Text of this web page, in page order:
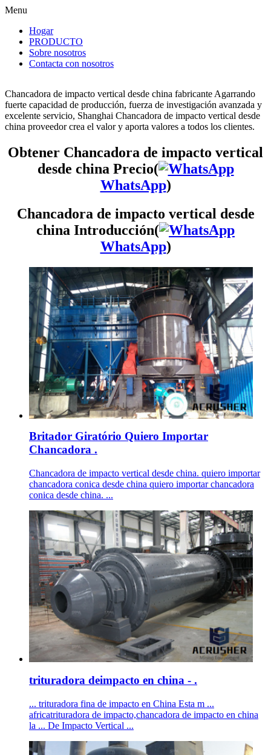
Menu
Hogar
PRODUCTO
Sobre nosotros
Contacta con nosotros
Chancadora de impacto vertical desde china fabricante Agarrando
fuerte capacidad de producción, fuerza de investigación avanzada y
excelente servicio, Shanghai Chancadora de impacto vertical desde
china proveedor crea el valor y aporta valores a todos los clientes.
Obtener Chancadora de impacto vertical
desde china Precio(
WhatsApp)
Chancadora de impacto vertical desde
china Introducción(
WhatsApp)
Britador Giratório Quiero Importar
Chancadora .
Chancadora de impacto vertical desde china. quiero importar
chancadora conica desde china quiero importar chancadora
conica desde china. ...
trituradora deimpacto en china - .
... trituradora fina de impacto en China Esta m ...
africatrituradora de impacto,chancadora de impacto en china
la ... De Impacto Vertical ...